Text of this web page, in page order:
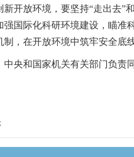
开放环境，要坚持“走出去
国际化科研环境建设，瞄
，在开放环境中筑牢安全底线
央和国家机关有关部门负责